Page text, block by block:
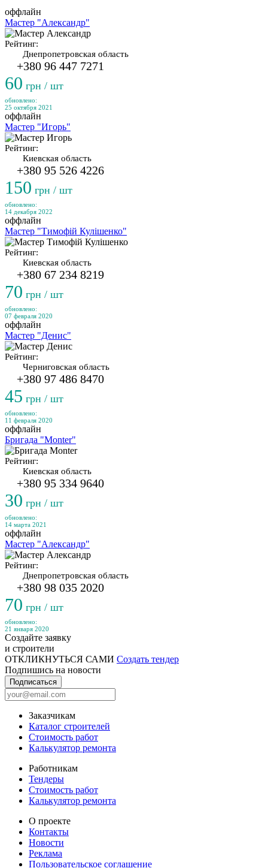
оффлайн
Мастер "Александр"
Рейтинг:
Днепропетровская область
+380 96 447 7271
60 грн / шт
обновлено:
25 октября 2021
оффлайн
Мастер "Игорь"
Рейтинг:
Киевская область
+380 95 526 4226
150 грн / шт
обновлено:
14 декабря 2022
оффлайн
Мастер "Тимофій Кулішенко"
Рейтинг:
Киевская область
+380 67 234 8219
70 грн / шт
обновлено:
07 февраля 2020
оффлайн
Мастер "Денис"
Рейтинг:
Черниговская область
+380 97 486 8470
45 грн / шт
обновлено:
11 февраля 2020
оффлайн
Бригада "Monter"
Рейтинг:
Киевская область
+380 95 334 9640
30 грн / шт
обновлено:
14 марта 2021
оффлайн
Мастер "Александр"
Рейтинг:
Днепропетровская область
+380 98 035 2020
70 грн / шт
обновлено:
21 января 2020
Создайте заявку
и строители
ОТКЛИКНУТЬСЯ САМИ Создать тендер
Подпишись на новости
Подписаться
Заказчикам
Каталог строителей
Стоимость работ
Калькулятор ремонта
Работникам
Тендеры
Стоимость работ
Калькулятор ремонта
О проекте
Контакты
Новости
Реклама
Пользовательское соглашение